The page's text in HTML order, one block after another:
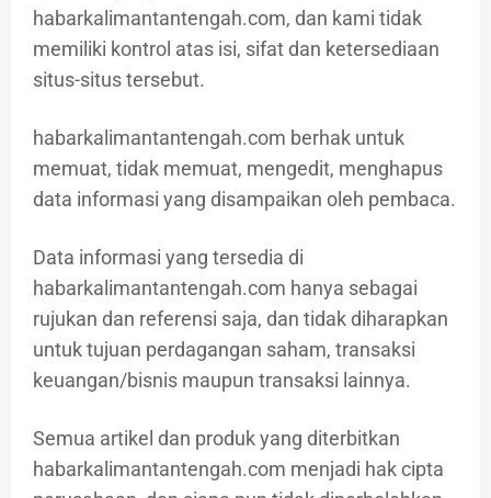
habarkalimantantengah.com, dan kami tidak
memiliki kontrol atas isi, sifat dan ketersediaan
situs-situs tersebut.
habarkalimantantengah.com berhak untuk
memuat, tidak memuat, mengedit, menghapus
data informasi yang disampaikan oleh pembaca.
Data informasi yang tersedia di
habarkalimantantengah.com hanya sebagai
rujukan dan referensi saja, dan tidak diharapkan
untuk tujuan perdagangan saham, transaksi
keuangan/bisnis maupun transaksi lainnya.
Semua artikel dan produk yang diterbitkan
habarkalimantantengah.com menjadi hak cipta